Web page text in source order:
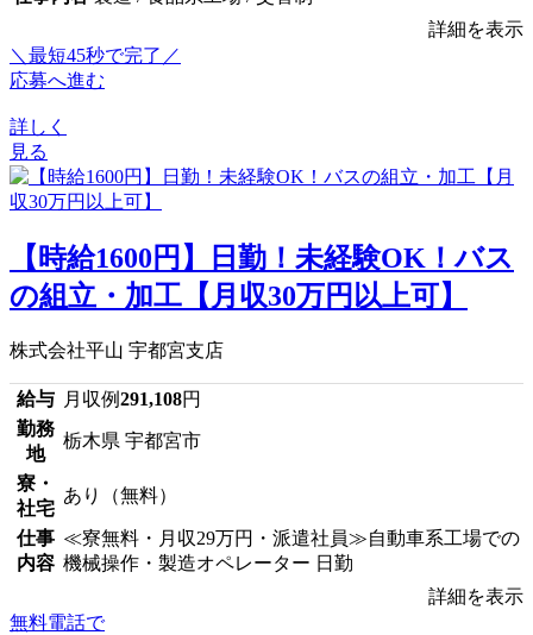
詳細を表示
＼最短45秒で完了／
応募へ進む
詳しく
見る
【時給1600円】日勤！未経験OK！バス
の組立・加工【月収30万円以上可】
株式会社平山 宇都宮支店
給与 月収例291,108円
勤務
地
栃木県 宇都宮市
寮・
社宅
あり（無料）
仕事
内容
≪寮無料・月収29万円・派遣社員≫自動車系工場での
機械操作・製造オペレーター 日勤
詳細を表示
無料電話で